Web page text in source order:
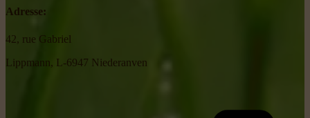
Adresse:
42, rue Gabriel
Lippmann, L-6947 Niederanven